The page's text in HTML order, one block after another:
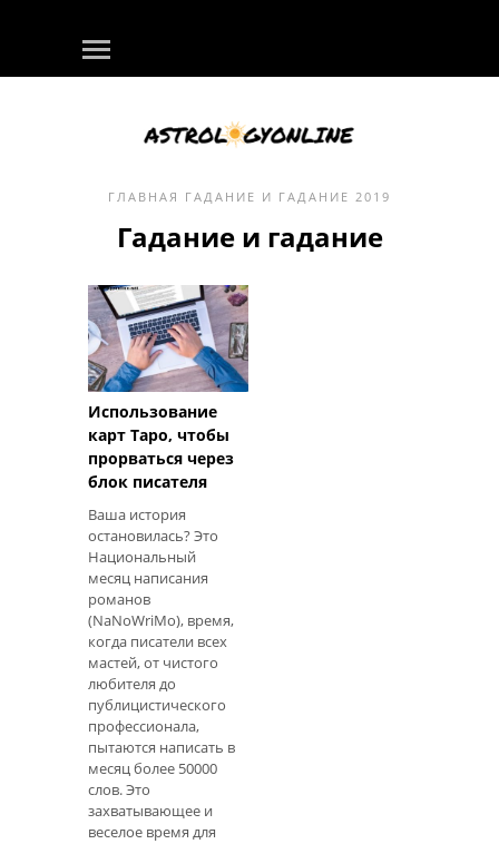
ГЛАВНАЯ ГАДАНИЕ И ГАДАНИЕ 2019
Гадание и гадание
Использование
карт Таро, чтобы
прорваться через
блок писателя
Ваша история
остановилась? Это
Национальный
месяц написания
романов
(NaNoWriMo), время,
когда писатели всех
мастей, от чистого
любителя до
публицистического
профессионала,
пытаются написать в
месяц более 50000
слов. Это
захватывающее и
веселое время для